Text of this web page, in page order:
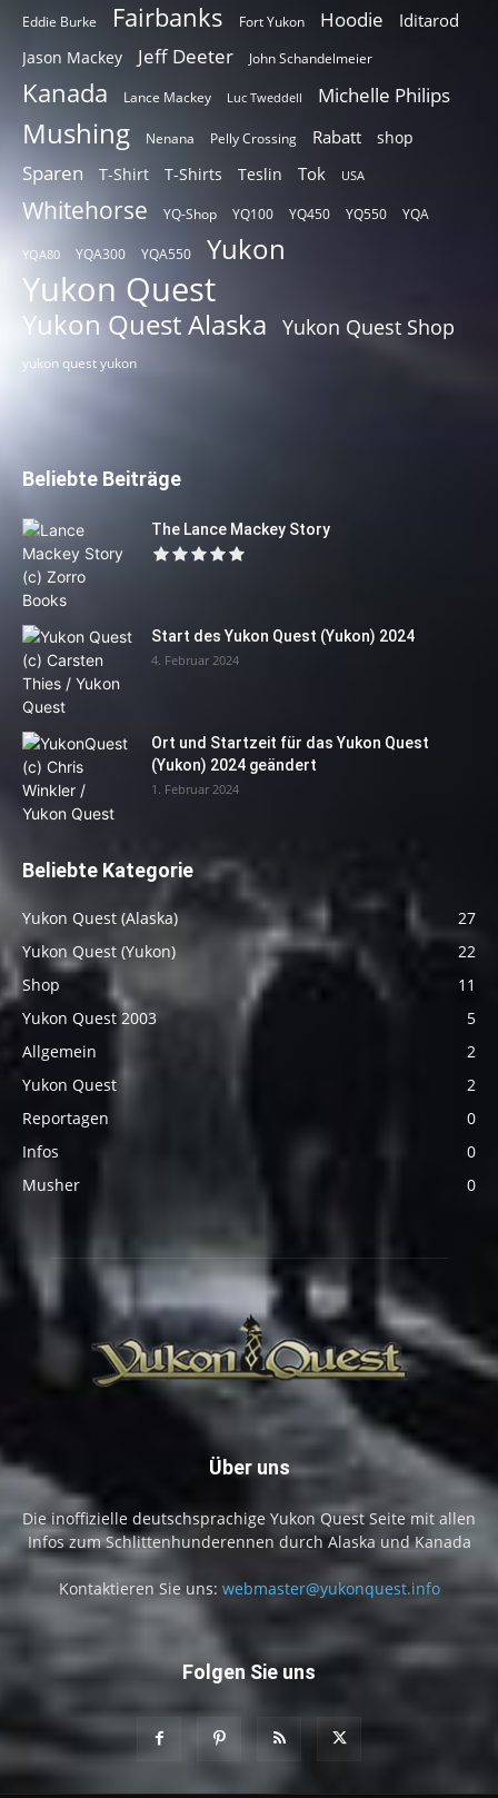
Eddie Burke Fairbanks Fort Yukon Hoodie Iditarod
Jason Mackey Jeff Deeter John Schandelmeier
Kanada Lance Mackey Luc Tweddell Michelle Philips
Mushing Nenana Pelly Crossing Rabatt shop
Sparen T-Shirt T-Shirts Teslin Tok USA
Whitehorse YQ-Shop YQ100 YQ450 YQ550 YQA
YQA80 YQA300 YQA550 Yukon
Yukon Quest
Yukon Quest Alaska Yukon Quest Shop
yukon quest yukon
Beliebte Beiträge
The Lance Mackey Story
Start des Yukon Quest (Yukon) 2024
4. Februar 2024
Ort und Startzeit für das Yukon Quest
(Yukon) 2024 geändert
1. Februar 2024
Beliebte Kategorie
Yukon Quest (Alaska)
27
Yukon Quest (Yukon)
22
Shop
11
Yukon Quest 2003
5
Allgemein
2
Yukon Quest
2
Reportagen
0
Infos
0
Musher
0
Über uns
Die inoffizielle deutschsprachige Yukon Quest Seite mit allen
Infos zum Schlittenhunderennen durch Alaska und Kanada
Kontaktieren Sie uns: webmaster@yukonquest.info
Folgen Sie uns